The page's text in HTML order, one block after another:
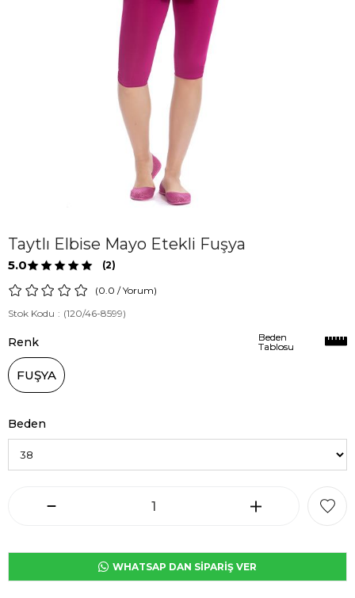
Taytlı Elbise Mayo Etekli Fuşya
5.0 (2)
0.0 /Yorum)
Stok Kodu
(120/46-8599)
Renk
FUŞYA
Beden
Beden
Tablosu
Beden
Tablosu
WHATSAP DAN SİPARİŞ VER